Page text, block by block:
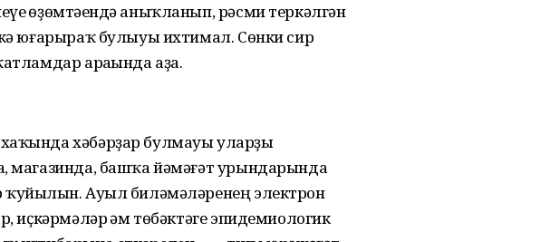
һөҙөмтәһендә аныҡланып, рәсми теркәлгән
юғарыраҡ булыуы ихтимал. Сөнки сир
араһында аҙа.
хәбәрҙар булмауы уларҙы
магазинда, башҡа йәмәғәт урындарында
Ауыл биләмәләренең электрон
иҫкәрмәләр һәм төбәктәге эпидемиологик